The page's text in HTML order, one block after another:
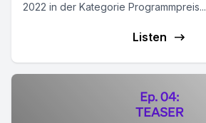
2022 in der Kategorie Programmpreis...
Listen